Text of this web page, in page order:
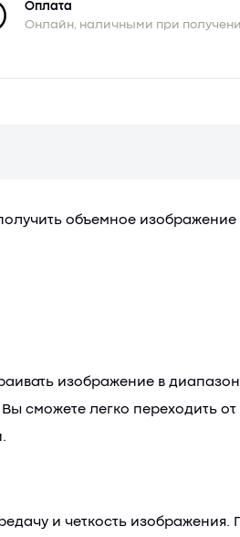
Оплата
Онлайн, наличными при
объемное
изображение в
сможете легко переходить от
и четкость изображения.